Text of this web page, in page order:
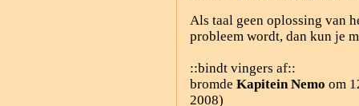
Als taal geen oplossing van
probleem wordt, dan kun je
::bindt vingers af::
bromde Kapitein Nemo om
2008)